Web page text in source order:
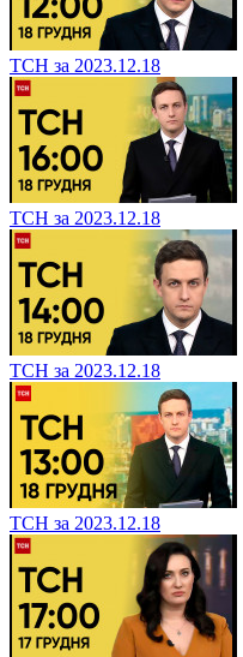
ТСН за 2023.12.18
ТСН за 2023.12.18
ТСН за 2023.12.18
ТСН за 2023.12.18